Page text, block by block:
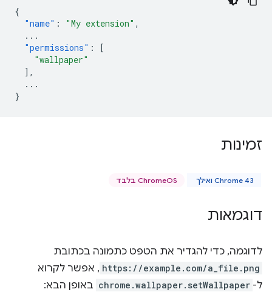
{
"name" : "My extension" ,
...
"permissions" :
[
"wallpaper"
],
...
}
זמינות
Chrome 43 ואילך ChromeOS בלבד
דוגמאות
לדוגמה, כדי להגדיר את הטפט כתמונה בכתובת
https://example.com/a_file.png , אפשר לקרוא
ל- chrome.wallpaper.setWallpaper באופן הבא: